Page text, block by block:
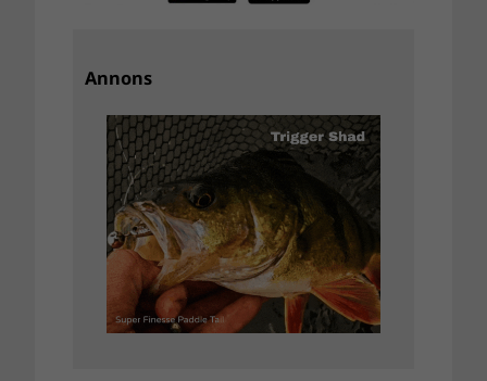
Annons